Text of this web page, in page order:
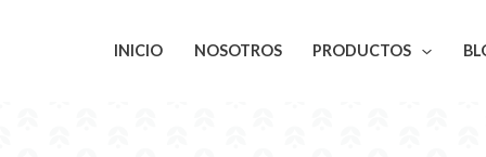
INICIO NOSOTROS PRODUCTOS